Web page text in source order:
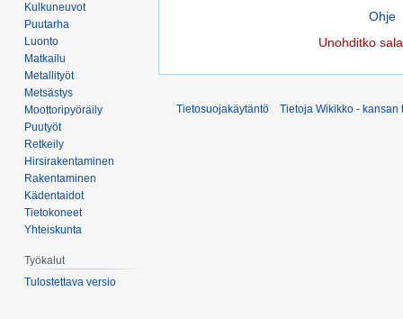
Ohje
Unohditko
Kulkuneuvot
Puutarha
Luonto
Matkailu
Metallityöt
Metsästys
Moottoripyöräily
Puutyöt
Retkeily
Hirsirakentaminen
Rakentaminen
Kädentaidot
Tietokoneet
Yhteiskunta
Työkalut
Tulostettava versio
Tietosuojakäytäntö Tietoja Wikikko - kansan